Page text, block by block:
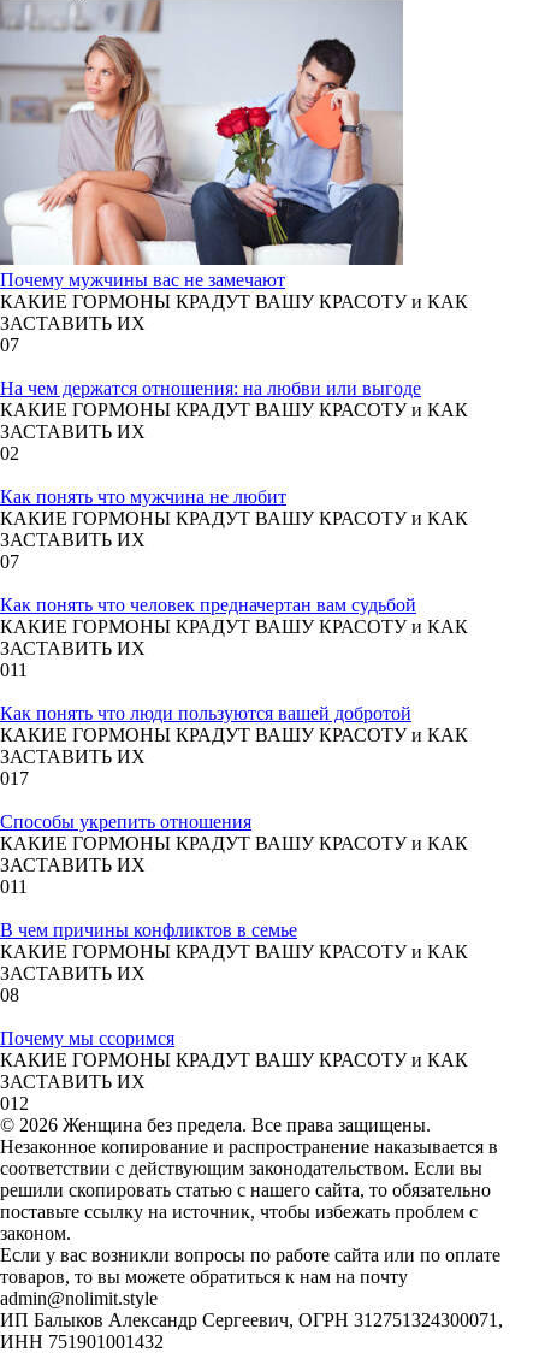
Почему мужчины вас не замечают
КАКИЕ ГОРМОНЫ КРАДУТ ВАШУ КРАСОТУ и КАК
ЗАСТАВИТЬ ИХ
07
На чем держатся отношения: на любви или выгоде
КАКИЕ ГОРМОНЫ КРАДУТ ВАШУ КРАСОТУ и КАК
ЗАСТАВИТЬ ИХ
02
Как понять что мужчина не любит
КАКИЕ ГОРМОНЫ КРАДУТ ВАШУ КРАСОТУ и КАК
ЗАСТАВИТЬ ИХ
07
Как понять что человек предначертан вам судьбой
КАКИЕ ГОРМОНЫ КРАДУТ ВАШУ КРАСОТУ и КАК
ЗАСТАВИТЬ ИХ
011
Как понять что люди пользуются вашей добротой
КАКИЕ ГОРМОНЫ КРАДУТ ВАШУ КРАСОТУ и КАК
ЗАСТАВИТЬ ИХ
017
Способы укрепить отношения
КАКИЕ ГОРМОНЫ КРАДУТ ВАШУ КРАСОТУ и КАК
ЗАСТАВИТЬ ИХ
011
В чем причины конфликтов в семье
КАКИЕ ГОРМОНЫ КРАДУТ ВАШУ КРАСОТУ и КАК
ЗАСТАВИТЬ ИХ
08
Почему мы ссоримся
КАКИЕ ГОРМОНЫ КРАДУТ ВАШУ КРАСОТУ и КАК
ЗАСТАВИТЬ ИХ
012
© 2026 Женщина без предела. Все права защищены.
Незаконное копирование и распространение наказывается в
соответствии с действующим законодательством. Если вы
решили скопировать статью с нашего сайта, то обязательно
поставьте ссылку на источник, чтобы избежать проблем с
законом.
Если у вас возникли вопросы по работе сайта или по оплате
товаров, то вы можете обратиться к нам на почту
admin@nolimit.style
ИП Балыков Александр Сергеевич, ОГРН 312751324300071,
ИНН 751901001432